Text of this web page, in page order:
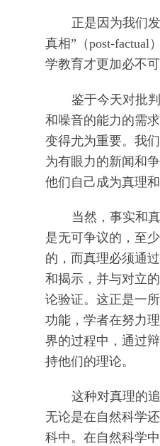
正是因为我们
真相”（post-factual
学教育才更加必不可
鉴于今天对批
和噪音的能力的需
变得尤为重要。我
为有眼力的新闻和
他们自己成为真理和
当然，事实和
是无可争议的，至
的，而真理必须通
和揭示，并与对立
论验证。这正是一
功能，学者在努力
界的过程中，通过
持他们的理论。
这种对真理的
无论是在自然科学
科中。在自然科学